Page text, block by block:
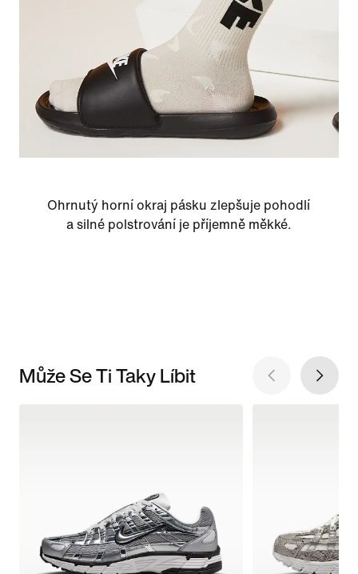
Ohrnutý horní okraj pásku zlepšuje pohodlí
a silné polstrování je příjemně měkké.
Může Se Ti Taky Líbit